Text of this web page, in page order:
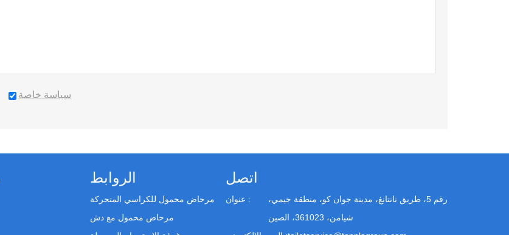
سياسة خاصة
اتصل
عنوان :
رقم 5، طريق نانتانغ، مدينة جوان كو، منطقة جيمي،
شيامن، 361023، الصين
الروابط
مرحاض محمول للكراسي المتحركة
مرحاض محمول مع دش